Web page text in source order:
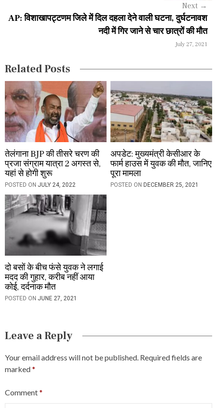
a
o
n
Next →
AP: विशाखापट्टणम जिले में दिल दहला देने वाली घटना, दुर्घटनावश
नदी में गिर जाने से चार छात्रों की मौत
July 27, 2021
Related Posts
तेलंगाना BJP की तीसरे चरण की
प्रजा संग्राम यात्रा 2 अगस्त से,
यहां से होगी शुरू
POSTED ON JULY 24, 2022
अपडेट: मुख्यमंत्री केसीआर के
फार्म हाउस में युवक की मौत, जानिए
पूरा मामला
POSTED ON DECEMBER 25, 2021
दो बसों के बीच फंसे युवक ने लगाई
मदद की गुहार, करीब नहीं आया
कोई, दर्दनाक मौत
POSTED ON JUNE 27, 2021
Leave a Reply
Your email address will not be published. Required fields are
marked*
Comment*